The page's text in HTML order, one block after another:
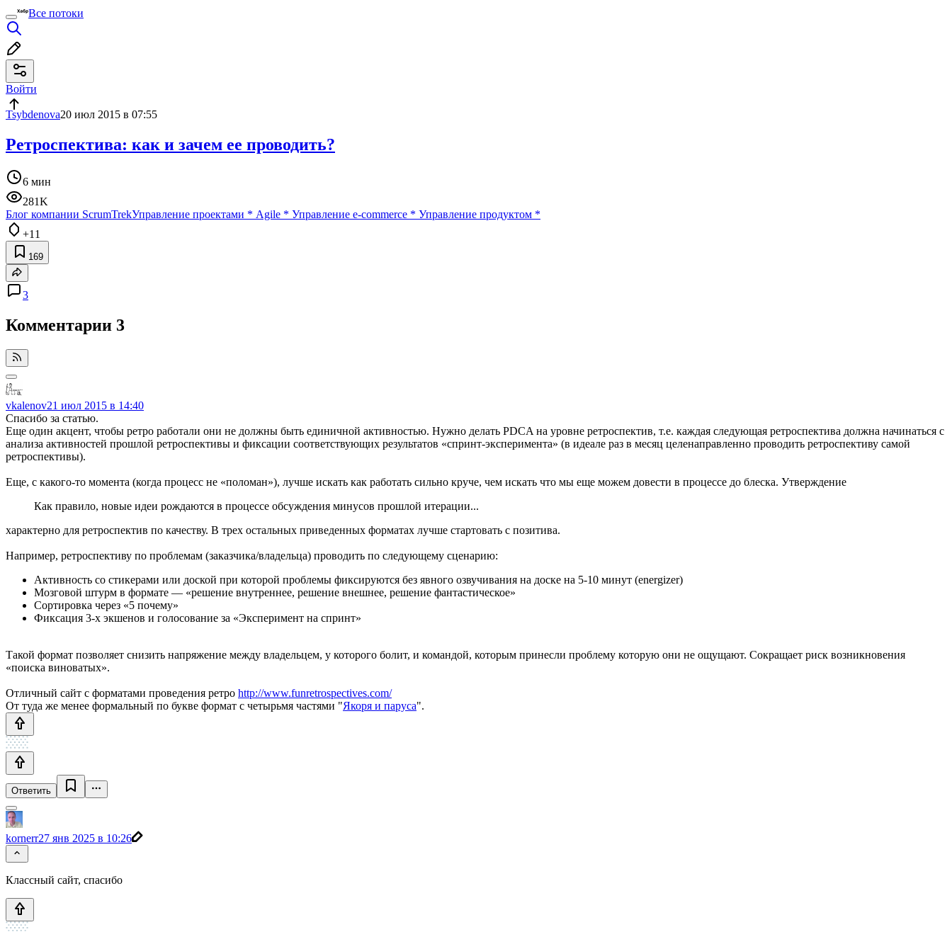
Все потоки
Войти
Tsybdenova20 июл 2015 в 07:55
Ретроспектива: как и зачем ее проводить?
6 мин
281K
Блог компании ScrumTrekУправление проектами * Agile * Управление e-commerce * Управление продуктом *
+11
169
3
Комментарии 3
vkalenov21 июл 2015 в 14:40
Спасибо за статью.
Еще один акцент, чтобы ретро работали они не должны быть единичной активностью. Нужно делать PDCA на уровне ретроспектив, т.е. каждая следующая ретроспектива должна начинаться с
анализа активностей прошлой ретроспективы и фиксации соответствующих результатов «спринт-эксперимента» (в идеале раз в месяц целенаправленно проводить ретроспективу самой
ретроспективы).
Еще, с какого-то момента (когда процесс не «поломан»), лучше искать как работать сильно круче, чем искать что мы еще можем довести в процессе до блеска. Утверждение
Как правило, новые идеи рождаются в процессе обсуждения минусов прошлой итерации...
характерно для ретроспектив по качеству. В трех остальных приведенных форматах лучше стартовать с позитива.
Например, ретроспективу по проблемам (заказчика/владельца) проводить по следующему сценарию:
Активность со стикерами или доской при которой проблемы фиксируются без явного озвучивания на доске на 5-10 минут (energizer)
Мозговой штурм в формате — «решение внутреннее, решение внешнее, решение фантастическое»
Сортировка через «5 почему»
Фиксация 3-х экшенов и голосование за «Эксперимент на спринт»
Такой формат позволяет снизить напряжение между владельцем, у которого болит, и командой, которым принесли проблему которую они не ощущают. Сокращает риск возникновения
«поиска виноватых».
Отличный сайт с форматами проведения ретро http://www.funretrospectives.com/
От туда же менее формальный по букве формат с четырьмя частями "Якоря и паруса".
Ответить
kornerr27 янв 2025 в 10:26
Классный сайт, спасибо